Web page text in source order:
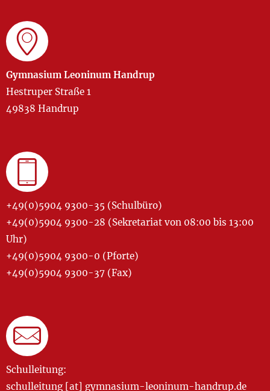
Gymnasium Leoninum Handrup
Hestruper Straße 1
49838 Handrup
+49(0)5904 9300-35 (Schulbüro)
+49(0)5904 9300-28 (Sekretariat von 08:00 bis 13:00
Uhr)
+49(0)5904 9300-0 (Pforte)
+49(0)5904 9300-37 (Fax)
Schulleitung:
schulleitung [at] gymnasium-leoninum-handrup.de